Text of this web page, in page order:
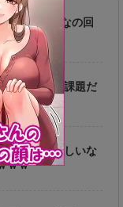
！？⇐みんなの回
かが今後の課題だ
には●●が欲しいな
ｗｗ